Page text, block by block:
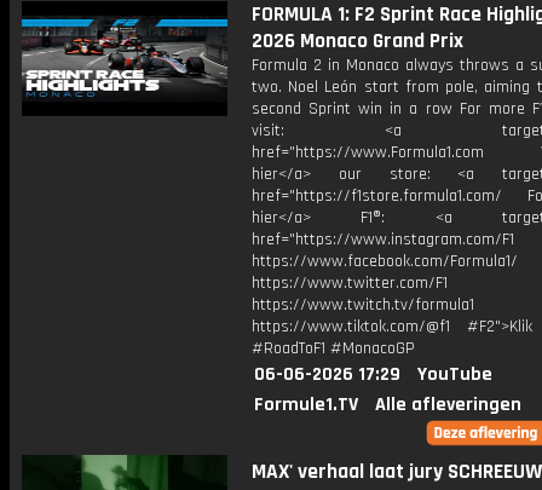
FORMULA 1: F2 Sprint Race
2026 Monaco Grand Prix
Formula 2 in Monaco always throws a
two. Noel León start from pole, aiming
second Sprint win in a row For more
visit: <a
href="https://www.Formula1.com
hier</a> our store: <a
href="https://f1store.formula1.com/
hier</a> F1®: <a
href="https://www.instagram.com/F1
https://www.facebook.com/Formula1/
https://www.twitter.com/F1
https://www.twitch.tv/formula1
https://www.tiktok.com/@f1
#RoadToF1 #MonacoGP
06-06-2026 17:29
YouTube
Formule1.TV
Alle afleveringen
MAX' verhaal laat jury